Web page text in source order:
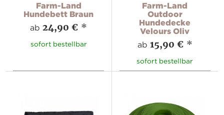
Farm-Land
Hundebett Braun
ab24,90 € *
sofort bestellbar
Farm-Land
Outdoor
Hundedecke
Velours Oliv
ab 15,90 € *
sofort bestellbar